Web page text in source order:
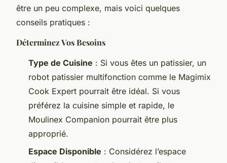
être un peu complexe, mais voici quelques
conseils pratiques :
Déterminez Vos Besoins
Type de Cuisine : Si vous êtes un patissier, un
robot patissier multifonction comme le Magimix
Cook Expert pourrait être idéal. Si vous
préférez la cuisine simple et rapide, le
Moulinex Companion pourrait être plus
approprié.
Espace Disponible : Considérez l’espace